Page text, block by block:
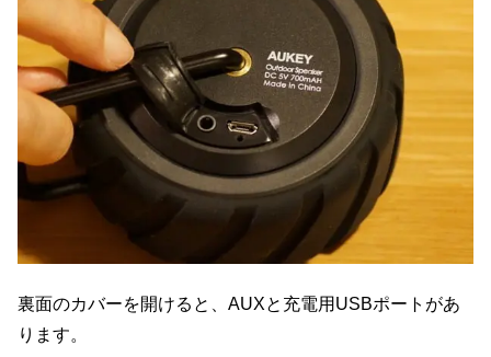
裏面のカバーを開けると、AUXと充電用USBポートがあ
ります。